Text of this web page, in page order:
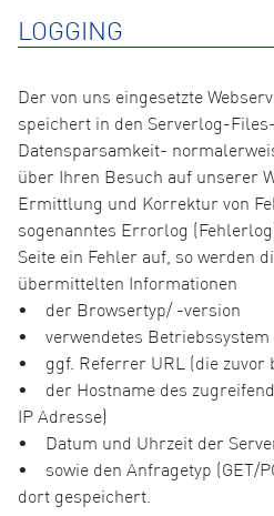
LOGGING
Der von uns eingesetzte
speichert in den Serverlog-
Datensparsamkeit-
über Ihren Besuch auf unserer
Ermittlung und Korrektur von
sogenanntes Errorlog
Seite ein Fehler auf, so werden
übermittelten Informationen
• der Browsertyp/ -version
• verwendetes Betriebssystem
• ggf. Referrer URL (die zuvor
• der Hostname des
IP Adresse)
• Datum und Uhrzeit der
• sowie den Anfragetyp (GET/
dort gespeichert.